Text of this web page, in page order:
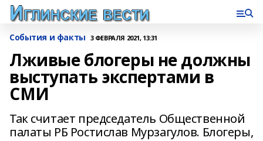
События и факты 3 ФЕВРАЛЯ 2021, 13:31
Лживые блогеры не должны
выступать экспертами в
СМИ
Так считает председатель Общественной
палаты РБ Ростислав Мурзагулов. Блогеры,